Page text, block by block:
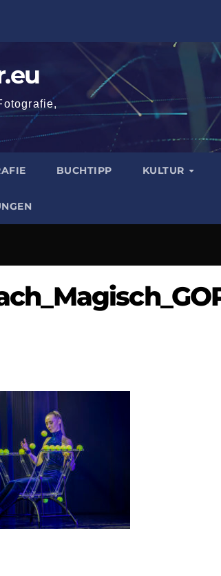
BUCHTIPP KULTUR